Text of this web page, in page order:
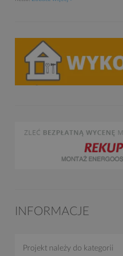
INFORMACJE
Projekt należy do kategorii